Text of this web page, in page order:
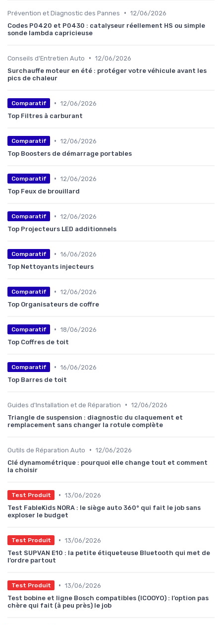
Prévention et Diagnostic des Pannes • 12/06/2026
Codes P0420 et P0430 : catalyseur réellement HS ou simple
sonde lambda capricieuse
Conseils d'Entretien Auto • 12/06/2026
Surchauffe moteur en été : protéger votre véhicule avant les
pics de chaleur
Comparatif • 12/06/2026
Top Filtres à carburant
Comparatif • 12/06/2026
Top Boosters de démarrage portables
Comparatif • 12/06/2026
Top Feux de brouillard
Comparatif • 12/06/2026
Top Projecteurs LED additionnels
Comparatif • 16/06/2026
Top Nettoyants injecteurs
Comparatif • 12/06/2026
Top Organisateurs de coffre
Comparatif • 18/06/2026
Top Coffres de toit
Comparatif • 16/06/2026
Top Barres de toit
Guides d'Installation et de Réparation • 12/06/2026
Triangle de suspension : diagnostic du claquement et
remplacement sans changer la rotule complète
Outils de Réparation Auto • 12/06/2026
Clé dynamométrique : pourquoi elle change tout et comment
la choisir
Test Produit • 13/06/2026
Test FableKids NORA : le siège auto 360° qui fait le job sans
exploser le budget
Test Produit • 13/06/2026
Test SUPVAN E10 : la petite étiqueteuse Bluetooth qui met de
l’ordre partout
Test Produit • 13/06/2026
Test bobine et ligne Bosch compatibles (ICOOYO) : l’option pas
chère qui fait (à peu près) le job